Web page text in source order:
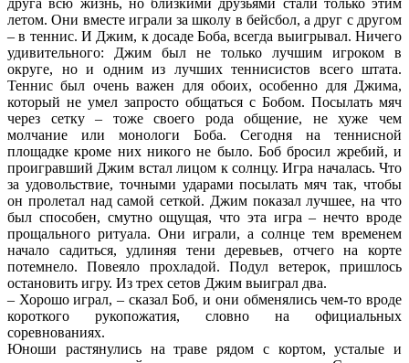
друга всю жизнь, но близкими друзьями стали только этим
летом. Они вместе играли за школу в бейсбол, а друг с другом
– в теннис. И Джим, к досаде Боба, всегда выигрывал. Ничего
удивительного: Джим был не только лучшим игроком в
округе, но и одним из лучших теннисистов всего штата.
Теннис был очень важен для обоих, особенно для Джима,
который не умел запросто общаться с Бобом. Посылать мяч
через сетку – тоже своего рода общение, не хуже чем
молчание или монологи Боба. Сегодня на теннисной
площадке кроме них никого не было. Боб бросил жребий, и
проигравший Джим встал лицом к солнцу. Игра началась. Что
за удовольствие, точными ударами посылать мяч так, чтобы
он пролетал над самой сеткой. Джим показал лучшее, на что
был способен, смутно ощущая, что эта игра – нечто вроде
прощального ритуала. Они играли, а солнце тем временем
начало садиться, удлиняя тени деревьев, отчего на корте
потемнело. Повеяло прохладой. Подул ветерок, пришлось
остановить игру. Из трех сетов Джим выиграл два.
– Хорошо играл, – сказал Боб, и они обменялись чем-то вроде
короткого рукопожатия, словно на официальных
соревнованиях.
Юноши растянулись на траве рядом с кортом, усталые и